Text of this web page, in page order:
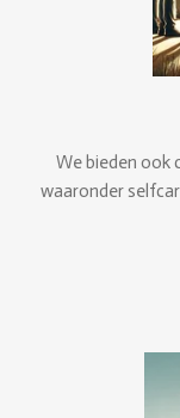
We bieden ook
waaronder